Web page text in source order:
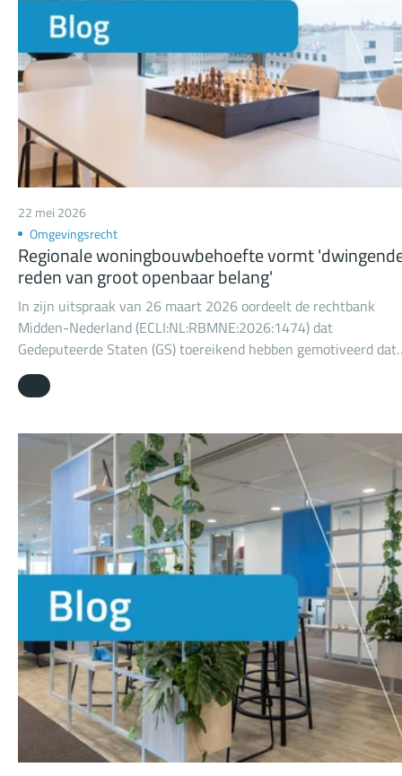
22 mei 2026
Omgevingsrecht
Regionale woningbouwbehoefte vormt
reden van groot openbaar belang'
In zijn uitspraak van 26 maart 2026 oordeelt de rechtbank
Midden-Nederland (ECLI:NL:RBMNE:2026:1474) dat
Gedeputeerde Staten (GS) toereikend hebben gemotiveerd dat
het beoogde woningbouwproject een ‘dwingende reden van
groot openbaar belang’ (als bedoeld in art. 8:74l, eerste lid,
worden afgewogen tegen de door de Habitatrichtlijn
nagestreefde soortenbescherming. Aanleiding voor dit oordeel
was een geschil over de door GS ten behoeve van het
woningbouwproject verleende omgevingsvergunning voor een
flora- en fauna-activiteit voor een aaneensluitende periode
twee jaar.